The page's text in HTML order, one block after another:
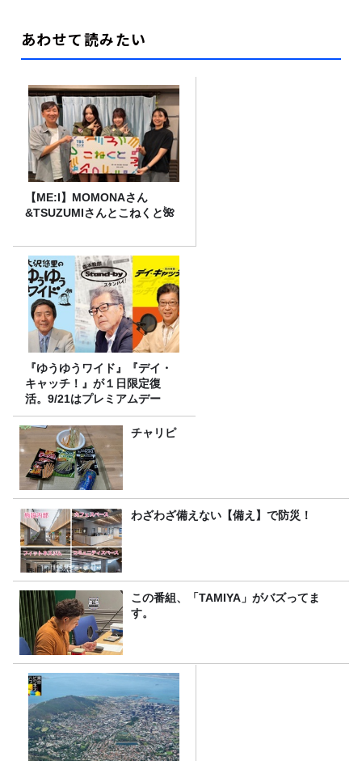
あわせて読みたい
【ME:I】MOMONAさん
&TSUZUMIさんとこねくと🌺
『ゆうゆうワイド』『デイ・
キャッチ！』が１日限定復
活。9/21はプレミアムデー
チャリピ
わざわざ備えない【備え】で防災！
この番組、「TAMIYA」がバズってま
す。